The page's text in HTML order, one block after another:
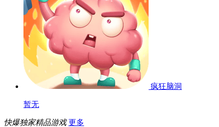
疯狂脑洞
暂无
快爆独家精品游戏 更多